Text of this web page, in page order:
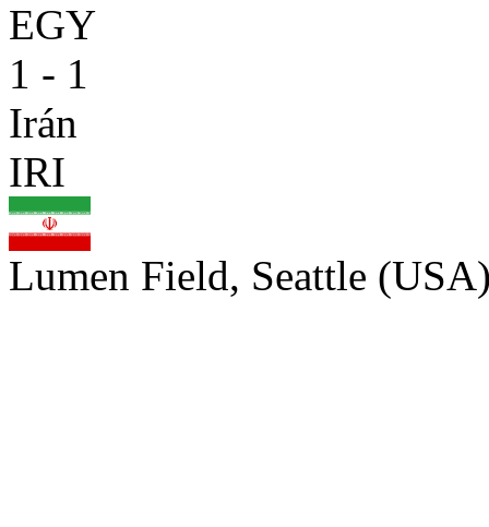
EGY
1 - 1
Irán
IRI
Lumen Field, Seattle